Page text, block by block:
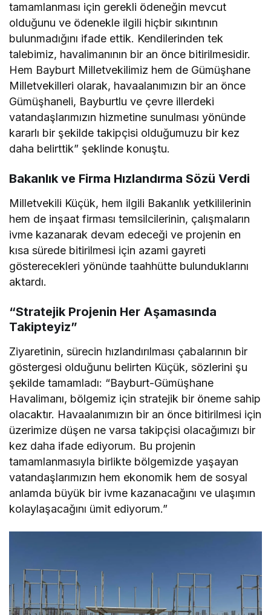
tamamlanması için gerekli ödeneğin mevcut
olduğunu ve ödenekle ilgili hiçbir sıkıntının
bulunmadığını ifade ettik. Kendilerinden tek
talebimiz, havalimanının bir an önce bitirilmesidir.
Hem Bayburt Milletvekilimiz hem de Gümüşhane
Milletvekilleri olarak, havaalanımızın bir an önce
Gümüşhaneli, Bayburtlu ve çevre illerdeki
vatandaşlarımızın hizmetine sunulması yönünde
kararlı bir şekilde takipçisi olduğumuzu bir kez
daha belirttik” şeklinde konuştu.
Bakanlık ve Firma Hızlandırma Sözü Verdi
Milletvekili Küçük, hem ilgili Bakanlık yetkililerinin
hem de inşaat firması temsilcilerinin, çalışmaların
ivme kazanarak devam edeceği ve projenin en
kısa sürede bitirilmesi için azami gayreti
gösterecekleri yönünde taahhütte bulunduklarını
aktardı.
“Stratejik Projenin Her Aşamasında
Takipteyiz”
Ziyaretinin, sürecin hızlandırılması çabalarının bir
göstergesi olduğunu belirten Küçük, sözlerini şu
şekilde tamamladı: “Bayburt-Gümüşhane
Havalimanı, bölgemiz için stratejik bir öneme sahip
olacaktır. Havaalanımızın bir an önce bitirilmesi için
üzerimize düşen ne varsa takipçisi olacağımızı bir
kez daha ifade ediyorum. Bu projenin
tamamlanmasıyla birlikte bölgemizde yaşayan
vatandaşlarımızın hem ekonomik hem de sosyal
anlamda büyük bir ivme kazanacağını ve ulaşımın
kolaylaşacağını ümit ediyorum.”